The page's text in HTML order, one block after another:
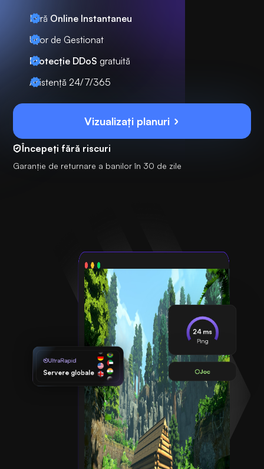
Intră Online Instantaneu
Ușor de Gestionat
Protecție DDoS gratuită
Asistență 24/7/365
Vizualizați planuri
Începeți fără riscuri
Garanție de returnare a banilor în 30 de zile
UltraRapid
Servere globale
24 ms
Ping
Joc